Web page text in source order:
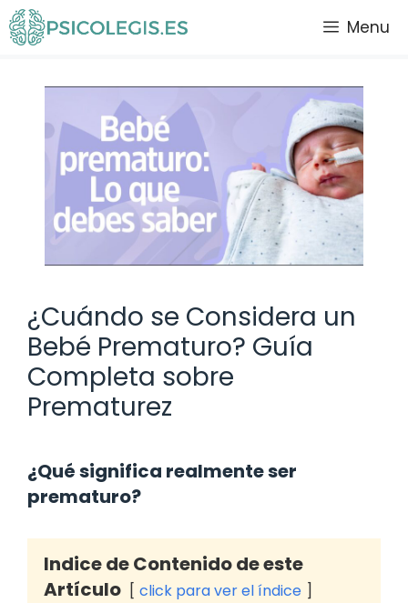
Saltar
al
Menu
¿Cuándo se Considera un
Bebé Prematuro? Guía
Completa sobre
Prematurez
¿Qué significa realmente ser
prematuro?
Indice de Contenido de este
Artículo
click para ver el índice